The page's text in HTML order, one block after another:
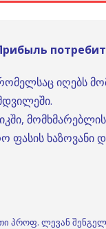
იღებს
ფასის ხაზოვანი
პროფ. ლევან